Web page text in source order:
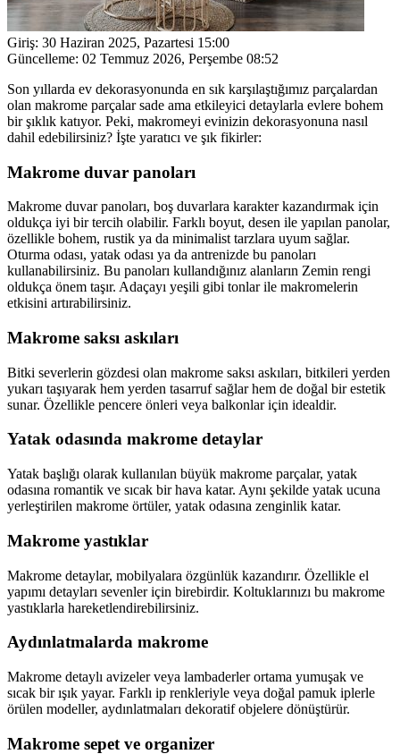
Giriş: 30 Haziran 2025, Pazartesi 15:00
Güncelleme: 02 Temmuz 2026, Perşembe 08:52
Son yıllarda ev dekorasyonunda en sık karşılaştığımız parçalardan
olan makrome parçalar sade ama etkileyici detaylarla evlere bohem
bir şıklık katıyor. Peki, makromeyi evinizin dekorasyonuna nasıl
dahil edebilirsiniz? İşte yaratıcı ve şık fikirler:
Makrome duvar panoları
Makrome duvar panoları, boş duvarlara karakter kazandırmak için
oldukça iyi bir tercih olabilir. Farklı boyut, desen ile yapılan panolar,
özellikle bohem, rustik ya da minimalist tarzlara uyum sağlar.
Oturma odası, yatak odası ya da antrenizde bu panoları
kullanabilirsiniz. Bu panoları kullandığınız alanların Zemin rengi
oldukça önem taşır. Adaçayı yeşili gibi tonlar ile makromelerin
etkisini artırabilirsiniz.
Makrome saksı askıları
Bitki severlerin gözdesi olan makrome saksı askıları, bitkileri yerden
yukarı taşıyarak hem yerden tasarruf sağlar hem de doğal bir estetik
sunar. Özellikle pencere önleri veya balkonlar için idealdir.
Yatak odasında makrome detaylar
Yatak başlığı olarak kullanılan büyük makrome parçalar, yatak
odasına romantik ve sıcak bir hava katar. Aynı şekilde yatak ucuna
yerleştirilen makrome örtüler, yatak odasına zenginlik katar.
Makrome yastıklar
Makrome detaylar, mobilyalara özgünlük kazandırır. Özellikle el
yapımı detayları sevenler için birebirdir. Koltuklarınızı bu makrome
yastıklarla hareketlendirebilirsiniz.
Aydınlatmalarda makrome
Makrome detaylı avizeler veya lambaderler ortama yumuşak ve
sıcak bir ışık yayar. Farklı ip renkleriyle veya doğal pamuk iplerle
örülen modeller, aydınlatmaları dekoratif objelere dönüştürür.
Makrome sepet ve organizer